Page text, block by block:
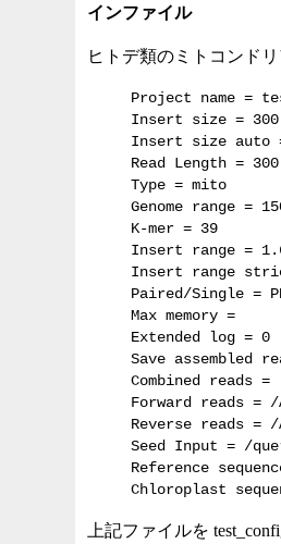
インファイル
ヒトデ類のミトコンド
Project name =
Insert size = 300
Insert size auto
Read Length = 300
Type = mito
Genome range =
K-mer = 39
Insert range =
Insert range
Paired/Single =
Max memory =
Extended log = 0
Save assembled
Combined reads =
Forward reads = /
Reverse reads = /
Seed Input = /
Reference
Chloroplast
上記ファイルを